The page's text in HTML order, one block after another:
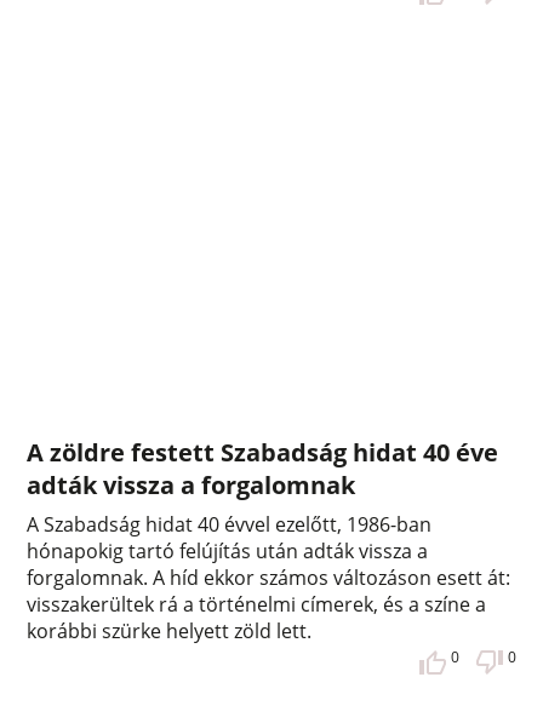
A zöldre festett Szabadság hidat 40 éve
adták vissza a forgalomnak
A Szabadság hidat 40 évvel ezelőtt, 1986-ban
hónapokig tartó felújítás után adták vissza a
forgalomnak. A híd ekkor számos változáson esett át:
visszakerültek rá a történelmi címerek, és a színe a
korábbi szürke helyett zöld lett.
0 0